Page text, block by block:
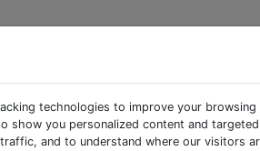
technologies to improve your browsing
show you personalized content and targeted
and to understand where our visitors